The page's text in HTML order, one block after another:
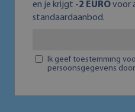
en je krijgt -2 EUROvoor
standaardaanbod.
Ik geef toestemming
persoonsgegevens door